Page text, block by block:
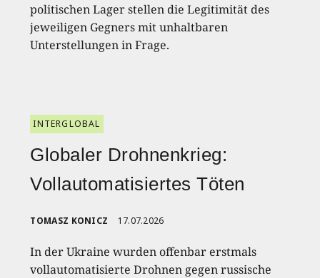
politischen Lager stellen die Legitimität des
jeweiligen Gegners mit unhaltbaren
Unterstellungen in Frage.
INTERGLOBAL
Globaler Drohnenkrieg:
Vollautomatisiertes Töten
TOMASZ KONICZ 17.07.2026
In der Ukraine wurden offenbar erstmals
vollautomatisierte Drohnen gegen russische